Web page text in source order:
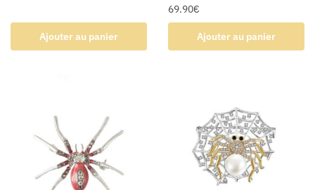
Ajouter au panier
69.90€
Ajouter au panier